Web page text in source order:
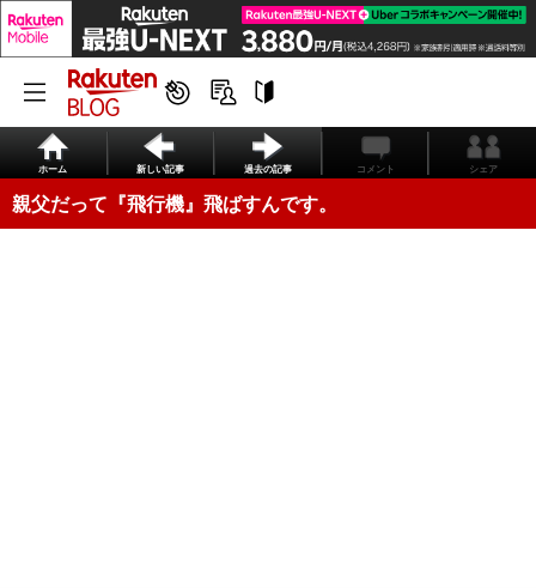
ホーム 新しい記事 過去の記事 コメント シェア
親父だって『飛行機』飛ばすんです。